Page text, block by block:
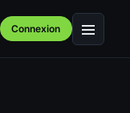
Connexion Menu